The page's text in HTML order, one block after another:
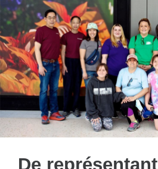
De représentant